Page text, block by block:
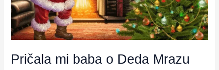
Pričala mi baba o Deda Mrazu